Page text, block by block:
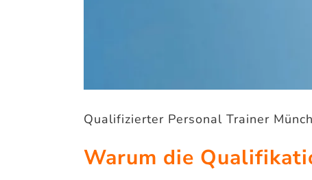
Qualifizierter Personal Trainer
Warum die